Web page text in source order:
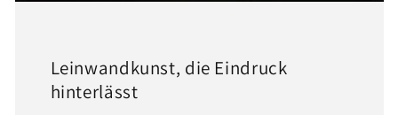
Leinwandkunst, die Eindruck
hinterlässt